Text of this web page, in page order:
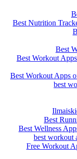
10 Best Workout